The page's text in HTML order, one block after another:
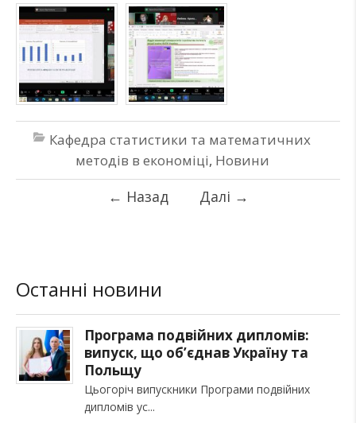
Кафедра статистики та математичних
методів в економіці, Новини
← Назад Далі →
Останні новини
Програма подвійних дипломів:
випуск, що об’єднав Україну та
Польщу
Цьогоріч випускники Програми подвійних
дипломів ус